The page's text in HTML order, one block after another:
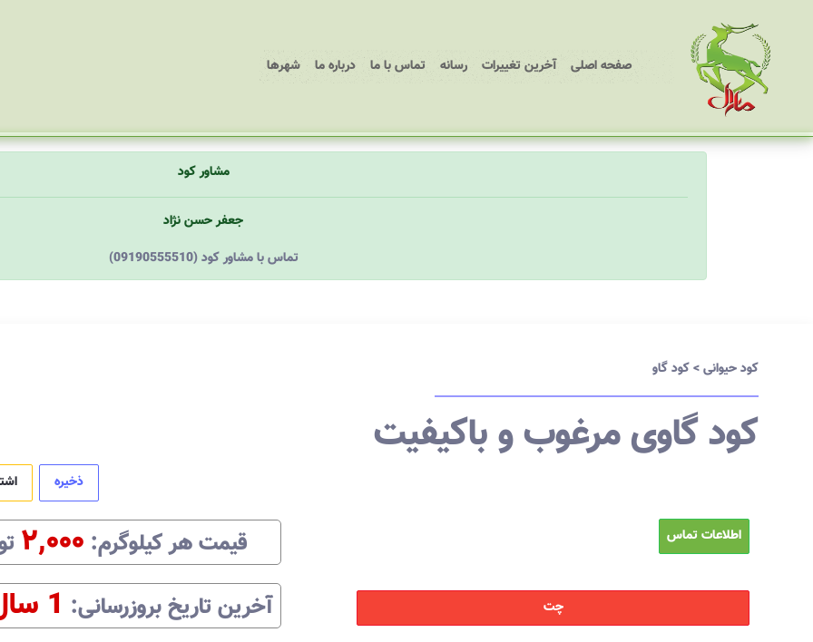
صفحه اصلی
(current) آخرین تغییرات رسانه تماس با ما درباره ما شهرها
مشاور کود
جعفر حسن نژاد
(09190555510) تماس با مشاور کود
کود حیوانی>کود گاو
کود گاوی مرغوب و باکیفیت
اطلاعات تماس
چت
ذخیره
قیمت هرکیلوگرم:‌ ۲,۰۰۰
آخرین تاریخ بروزرسانی:‌ 1 سال